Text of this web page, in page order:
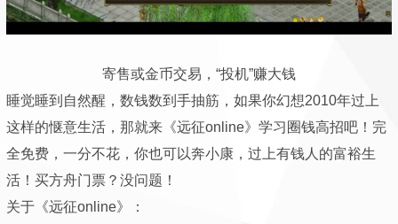
寄售或金币交易，“投机”赚大钱
睡觉睡到自然醒，数钱数到手抽筋，如果你幻想2010年过上
这样的惬意生活，那就来《远征online》学习圈钱高招吧！完
全免费，一分不花，你也可以奔小康，过上有钱人的富裕生
活！买方舟门票？没问题！
关于《远征online》：